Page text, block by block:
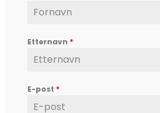
Björg er en etterspurt
hverdagsfilosofi, om livet,
og ikke minst mot – til å leve
Kontakt
post@bjoerg.no
Etternavn *
E-post *